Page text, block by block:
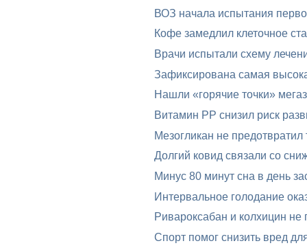
ВОЗ начала испытания
Кофе замедлил клеточное
Врачи испытали схему
Зафиксирована самая
Нашли «горячие точки»
Витамин PP снизил риск
Мезогликан не
Долгий ковид связали со
Минус 80 минут сна в день
Интервальное голодание
Ривароксабан и колхицин не
Спорт помог снизить вред